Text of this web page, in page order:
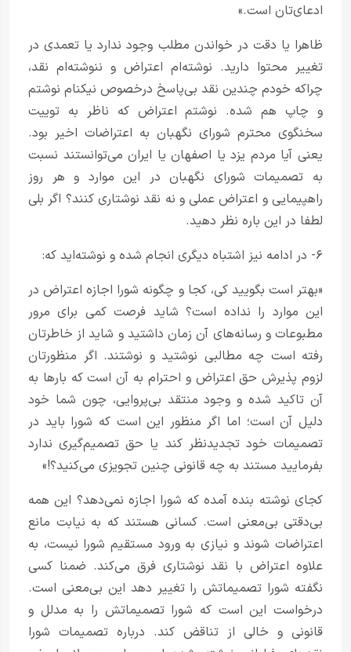
ادعای‌تان است.»
ظاهرا یا دقت در خواندن مطلب وجود ندارد یا تعمدی در
تغییر محتوا دارید. نوشته‌ام اعتراض و ننوشته‌ام نقد،
چراکه خودم چندین نقد بی‌پاسخ درخصوص نیکنام نوشتم
و چاپ هم شده. نوشتم اعتراض که ناظر به توییت
سخنگوی محترم شورای نگهبان به اعتراضات اخیر بود.
یعنی آیا مردم یزد یا اصفهان یا ایران می‌توانستند نسبت
به تصمیمات شورای نگهبان در این موارد و هر روز
راهپیمایی و اعتراض عملی و نه نقد نوشتاری کنند؟ اگر بلی
لطفا در این باره نظر دهید.
۶- در ادامه نیز اشتباه دیگری انجام شده و نوشته‌اید که:
«بهتر است بگویید کی، کجا و چگونه شورا اجازه اعتراض در
این موارد را نداده است؟ شاید فرصت کمی برای مرور
مطبوعات و رسانه‌های آن زمان داشتید و شاید از خاطرتان
رفته است چه مطالبی نوشتید و نوشتند. اگر منظورتان
لزوم پذیرش حق اعتراض و احترام به آن است که بار‌ها به
آن تاکید شده و وجود منتقد بی‌پروایی، چون شما خود
دلیل آن است؛ اما اگر منظور این است که شورا باید در
تصمیمات خود تجدید‌نظر کند یا حق تصمیم‌گیری ندارد
بفرمایید مستند به چه قانونی چنین تجویزی می‌کنید؟!»
کجای نوشته بنده آمده که شورا اجازه نمی‌دهد؟ این همه
بی‌دقتی بی‌معنی است. کسانی هستند که به نیابت مانع
اعتراضات شوند و نیازی به ورود مستقیم شورا نیست، به
علاوه اعتراض با نقد نوشتاری فرق می‌کند. ضمنا کسی
نگفته شورا تصمیماتش را تغییر دهد این بی‌معنی است.
درخواست این است که شورا تصمیماتش را به مدلل و
قانونی و خالی از تناقض کند. درباره تصمیمات شورا